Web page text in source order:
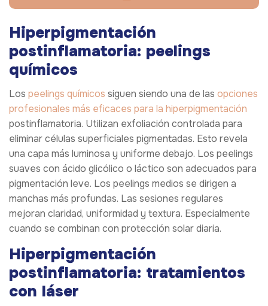
Hiperpigmentación
postinflamatoria: peelings
químicos
Los peelings químicos siguen siendo una de las opciones
profesionales más eficaces para la hiperpigmentación
postinflamatoria. Utilizan exfoliación controlada para
eliminar células superficiales pigmentadas. Esto revela
una capa más luminosa y uniforme debajo. Los peelings
suaves con ácido glicólico o láctico son adecuados para
pigmentación leve. Los peelings medios se dirigen a
manchas más profundas. Las sesiones regulares
mejoran claridad, uniformidad y textura. Especialmente
cuando se combinan con protección solar diaria.
Hiperpigmentación
postinflamatoria: tratamientos
con láser